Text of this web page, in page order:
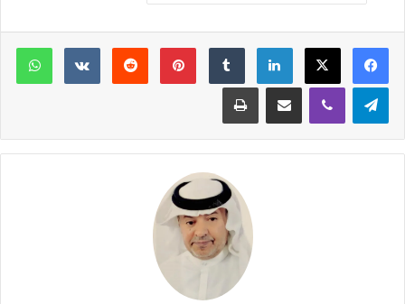
لينكدإن ‏Tumblr بينتيريست
‏Reddit
‏VKontakte
تيلقرام ڤايبر مشاركة عبر البريد طباعة